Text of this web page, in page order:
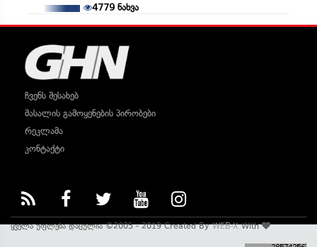
4779ნახვა
ჩვენს შესახებ
მასალის გამოყენების პირობები
რეკლამა
კონტაქტი
ყველა უფლება დაცულია ©2005 - 2019 Created ByWEB-XWith